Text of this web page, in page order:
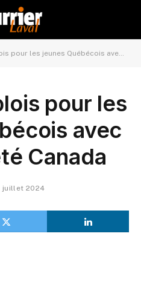
les jeunes Québécois avec Emplois d’été Canada
pour les
avec
Canada
juillet 2024